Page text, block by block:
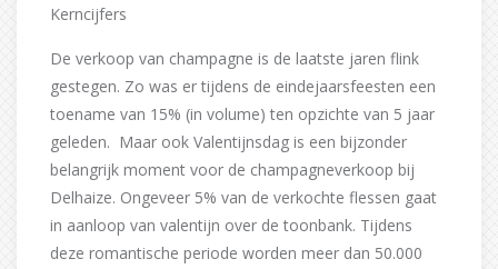
Kerncijfers
De verkoop van champagne is de laatste jaren flink
gestegen. Zo was er tijdens de eindejaarsfeesten een
toename van 15% (in volume) ten opzichte van 5 jaar
geleden. Maar ook Valentijnsdag is een bijzonder
belangrijk moment voor de champagneverkoop bij
Delhaize. Ongeveer 5% van de verkochte flessen gaat
in aanloop van valentijn over de toonbank. Tijdens
deze romantische periode worden meer dan 50.000